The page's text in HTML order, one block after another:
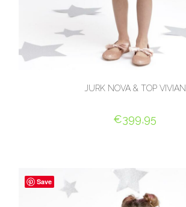
JURK NOVA & TOP VIVIAN
€399,95
Save